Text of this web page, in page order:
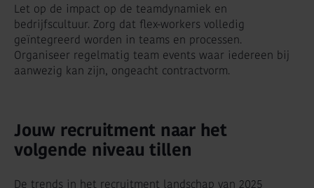
Let op de impact op de teamdynamiek en
bedrijfscultuur. Zorg dat flex-workers volledig
geïntegreerd worden in teams en processen.
Organiseer regelmatig team events waar iedereen bij
aanwezig kan zijn, ongeacht contractvorm.
Jouw recruitment naar het
volgende niveau tillen
De trends in het recruitment landschap van 2025